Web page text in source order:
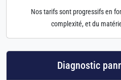
Nos tarifs sont progressifs en
complexité, et du
Diagnostic